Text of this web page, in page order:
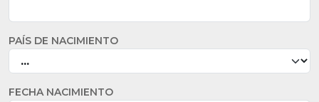
PAÍS DE NACIMIENTO
FECHA NACIMIENTO